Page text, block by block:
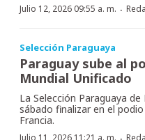
Julio 12, 2026 09:55 a. m. ·
Selección Paraguaya
Paraguay sube al
Mundial Unificado
La Selección Paraguaya
sábado finalizar en el
Francia.
Julio 11, 2026 11:21 a. m.